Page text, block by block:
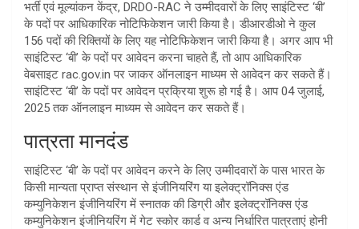
p
p
भर्ती एवं मूल्यांकन केंद्र, DRDO-RAC ने उम्मीदवारों के लिए साइंटिस्ट ‘बी’
के पदों पर आधिकारिक नोटिफिकेशन जारी किया है। डीआरडीओ ने कुल
156 पदों की रिक्तियों के लिए यह नोटिफिकेशन जारी किया है। अगर आप भी
साइंटिस्ट ‘बी’ के पदों पर आवेदन करना चाहते हैं, तो आप आधिकारिक
वेबसाइट rac.gov.in पर जाकर ऑनलाइन माध्यम से आवेदन कर सकते हैं।
साइंटिस्ट ‘बी’ के पदों पर आवेदन प्रक्रिया शुरू हो गई है। आप 04 जुलाई,
2025 तक ऑनलाइन माध्यम से आवेदन कर सकते हैं।
पात्रता मानदंड
साइंटिस्ट ‘बी’ के पदों पर आवेदन करने के लिए उम्मीदवारों के पास भारत के
किसी मान्यता प्राप्त संस्थान से इंजीनियरिंग या इलेक्ट्रॉनिक्स एंड
कम्युनिकेशन इंजीनियरिंग में स्नातक की डिग्री और इलेक्ट्रॉनिक्स एंड
कम्युनिकेशन इंजीनियरिंग में गेट स्कोर कार्ड व अन्य निर्धारित पात्रताएं होनी